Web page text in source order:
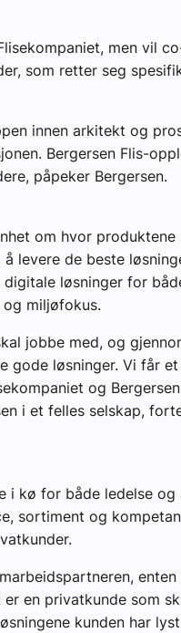
men vil
som retter seg
innen arkitekt og
Bergersen Flis-
påpeker Bergersen.
om hvor
levere de beste
løsninger for
miljøfokus.
jobbe med, og
gode løsninger. Vi får
og
i et felles selskap,
i kø for både ledelse og
sortiment og
en privatkunde som
kunden har